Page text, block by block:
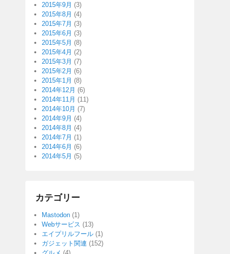
2015年9月 (3)
2015年8月 (4)
2015年7月 (3)
2015年6月 (3)
2015年5月 (8)
2015年4月 (2)
2015年3月 (7)
2015年2月 (6)
2015年1月 (8)
2014年12月 (6)
2014年11月 (11)
2014年10月 (7)
2014年9月 (4)
2014年8月 (4)
2014年7月 (1)
2014年6月 (6)
2014年5月 (5)
カテゴリー
Mastodon (1)
Webサービス (13)
エイプリルフール (1)
ガジェット関連 (152)